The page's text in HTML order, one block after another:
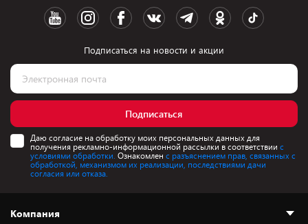
Подписаться на новости и акции
Подписаться
Даю согласие на обработку моих персональных данных для
получения рекламно-информационной рассылки в соответствии с
условиями обработки. Ознакомлен с разъяснением прав, связанных с
обработкой, механизмом их реализации, последствиями дачи
согласия или отказа.
Компания